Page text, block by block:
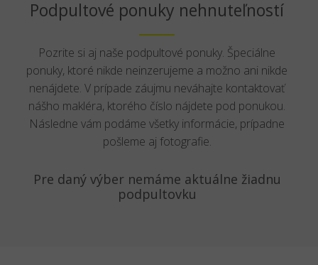
Podpultové ponuky nehnuteľností
Pozrite si aj naše podpultové ponuky. Špeciálne
ponuky, ktoré nikde neinzerujeme a možno ani nikde
nenájdete. V prípade záujmu neváhajte kontaktovať
nášho makléra, ktorého číslo nájdete pod ponukou.
Následne vám podáme všetky informácie, prípadne
pošleme aj fotografie.
Pre daný výber nemáme aktuálne žiadnu
podpultovku